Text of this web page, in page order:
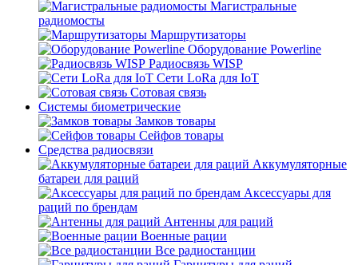
Магистральные
радиомосты
Маршрутизаторы
Оборудование Powerline
Радиосвязь WISP
Сети LoRa для IoT
Сотовая связь
Системы биометрические
Замков товары
Сейфов товары
Средства радиосвязи
Аккумуляторные
батареи для раций
Аксессуары для
раций по брендам
Антенны для раций
Военные рации
Все радиостанции